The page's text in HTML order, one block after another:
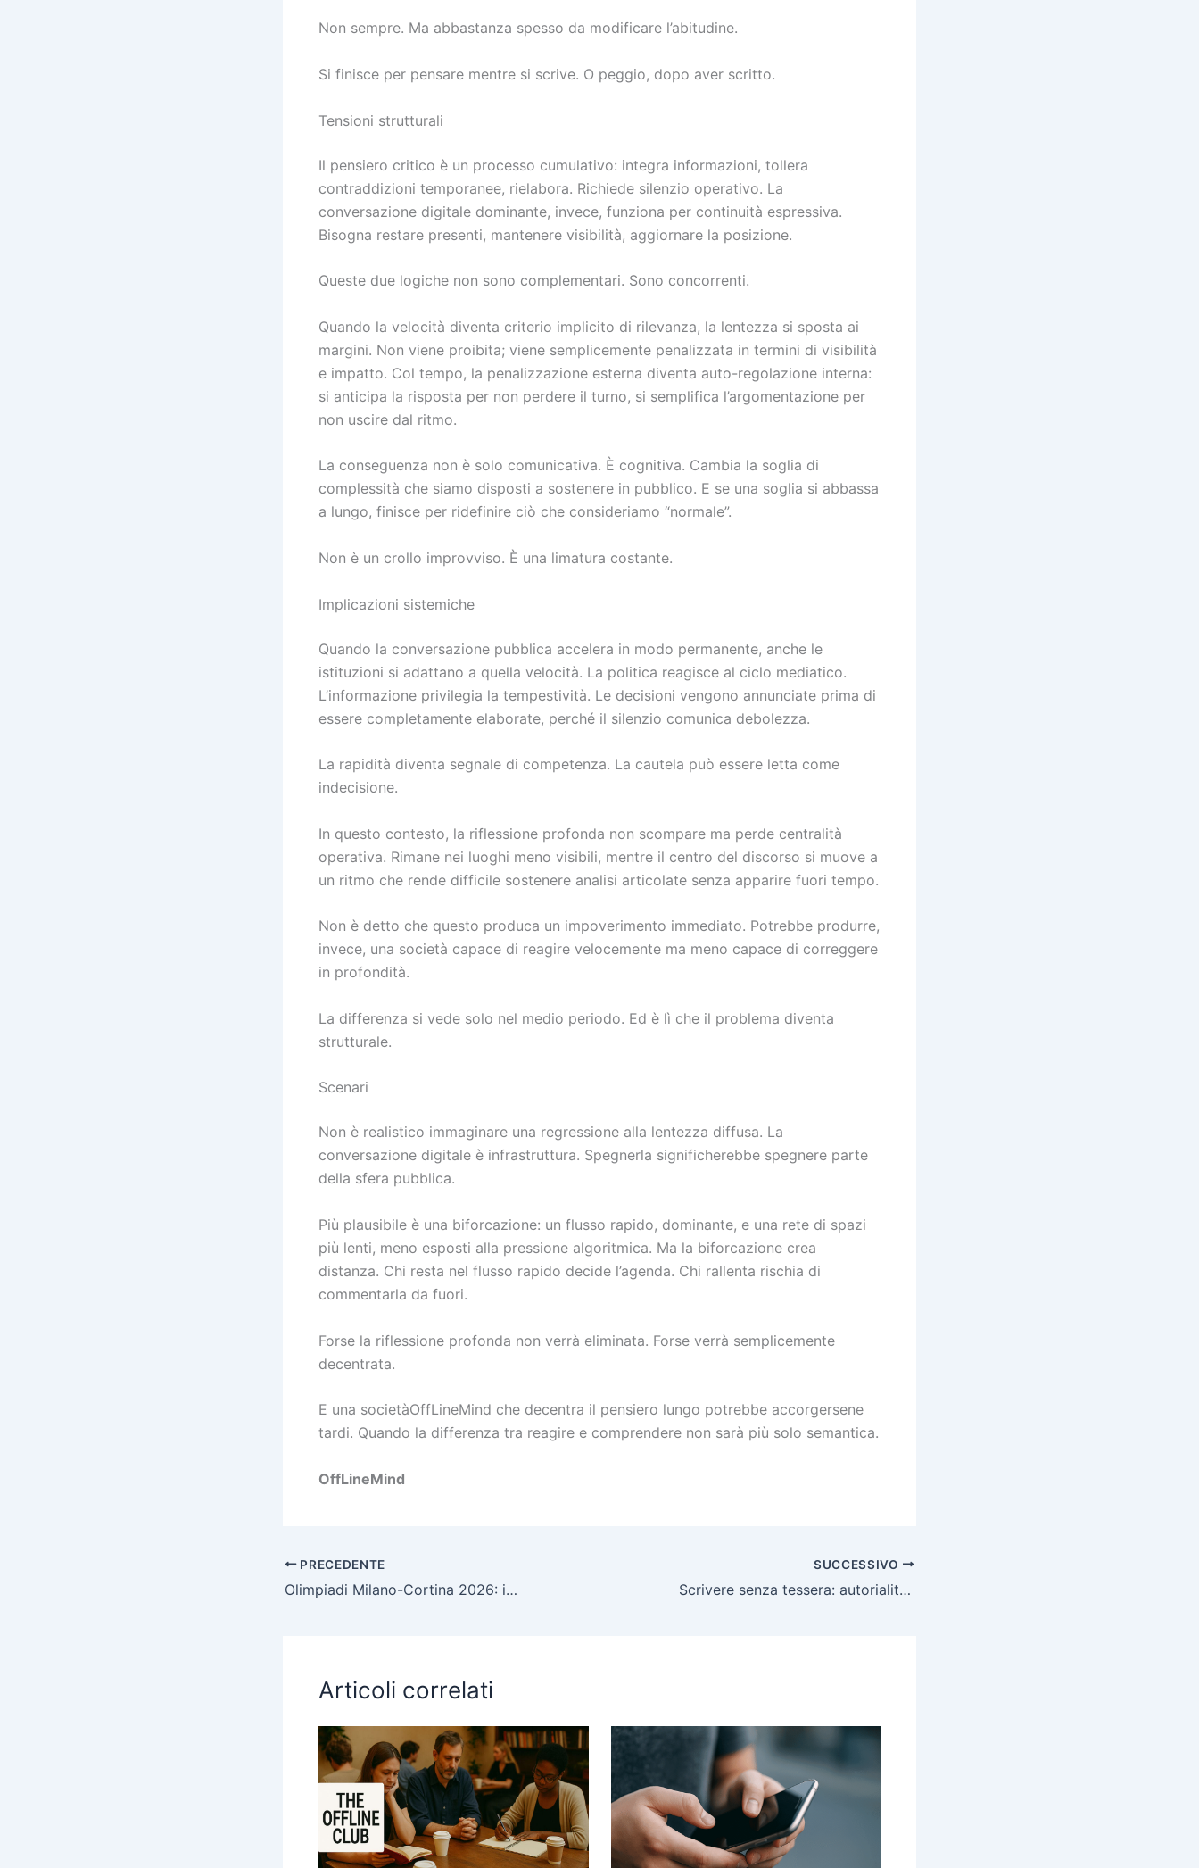
Non sempre. Ma abbastanza spesso da modificare l’abitudine.
Si finisce per pensare mentre si scrive. O peggio, dopo aver scritto.
Tensioni strutturali
Il pensiero critico è un processo cumulativo: integra informazioni, tollera
contraddizioni temporanee, rielabora. Richiede silenzio operativo. La
conversazione digitale dominante, invece, funziona per continuità espressiva.
Bisogna restare presenti, mantenere visibilità, aggiornare la posizione.
Queste due logiche non sono complementari. Sono concorrenti.
Quando la velocità diventa criterio implicito di rilevanza, la lentezza si sposta ai
margini. Non viene proibita; viene semplicemente penalizzata in termini di visibilità
e impatto. Col tempo, la penalizzazione esterna diventa auto-regolazione interna:
si anticipa la risposta per non perdere il turno, si semplifica l’argomentazione per
non uscire dal ritmo.
La conseguenza non è solo comunicativa. È cognitiva. Cambia la soglia di
complessità che siamo disposti a sostenere in pubblico. E se una soglia si abbassa
a lungo, finisce per ridefinire ciò che consideriamo “normale”.
Non è un crollo improvviso. È una limatura costante.
Implicazioni sistemiche
Quando la conversazione pubblica accelera in modo permanente, anche le
istituzioni si adattano a quella velocità. La politica reagisce al ciclo mediatico.
L’informazione privilegia la tempestività. Le decisioni vengono annunciate prima di
essere completamente elaborate, perché il silenzio comunica debolezza.
La rapidità diventa segnale di competenza. La cautela può essere letta come
indecisione.
In questo contesto, la riflessione profonda non scompare ma perde centralità
operativa. Rimane nei luoghi meno visibili, mentre il centro del discorso si muove a
un ritmo che rende difficile sostenere analisi articolate senza apparire fuori tempo.
Non è detto che questo produca un impoverimento immediato. Potrebbe produrre,
invece, una società capace di reagire velocemente ma meno capace di correggere
in profondità.
La differenza si vede solo nel medio periodo. Ed è lì che il problema diventa
strutturale.
Scenari
Non è realistico immaginare una regressione alla lentezza diffusa. La
conversazione digitale è infrastruttura. Spegnerla significherebbe spegnere parte
della sfera pubblica.
Più plausibile è una biforcazione: un flusso rapido, dominante, e una rete di spazi
più lenti, meno esposti alla pressione algoritmica. Ma la biforcazione crea
distanza. Chi resta nel flusso rapido decide l’agenda. Chi rallenta rischia di
commentarla da fuori.
Forse la riflessione profonda non verrà eliminata. Forse verrà semplicemente
decentrata.
E una societàOffLineMind che decentra il pensiero lungo potrebbe accorgersene
tardi. Quando la differenza tra reagire e comprendere non sarà più solo semantica.
OffLineMind
PRECEDENTE
Olimpiadi Milano-Cortina 2026: il racconto mediatico tra narrazione e realtà
SUCCESSIVO
Scrivere senza tessera: autorialità indipendente e articolo 21
Articoli correlati